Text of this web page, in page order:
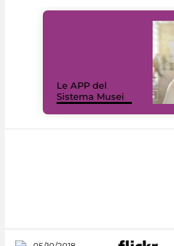
Le APP del
Sistema Musei